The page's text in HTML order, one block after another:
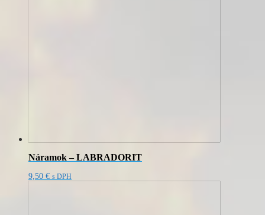
Náramok – LABRADORIT
9,50 € s DPH